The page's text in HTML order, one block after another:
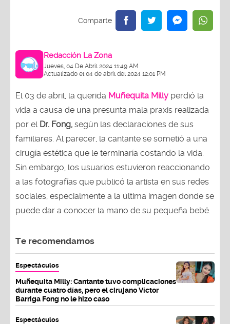
Redacción La Zona
Jueves, 04 De Abril 2024 11:49 AM
Actualizado el 04 de abril del 2024 12:01 PM
El 03 de abril, la querida Muñequita Milly perdió la
vida a causa de una presunta mala praxis realizada
por el Dr. Fong, según las declaraciones de sus
familiares. Al parecer, la cantante se sometió a una
cirugía estética que le terminaría costando la vida.
Sin embargo, los usuarios estuvieron reaccionando
a las fotografías que publicó la artista en sus redes
sociales, especialmente a la última imagen donde se
puede dar a conocer la mano de su pequeña bebé.
Te recomendamos
Espectáculos
Muñequita Milly: Cantante tuvo complicaciones
durante cuatro días, pero el cirujano Víctor
Barriga Fong no le hizo caso
Espectáculos